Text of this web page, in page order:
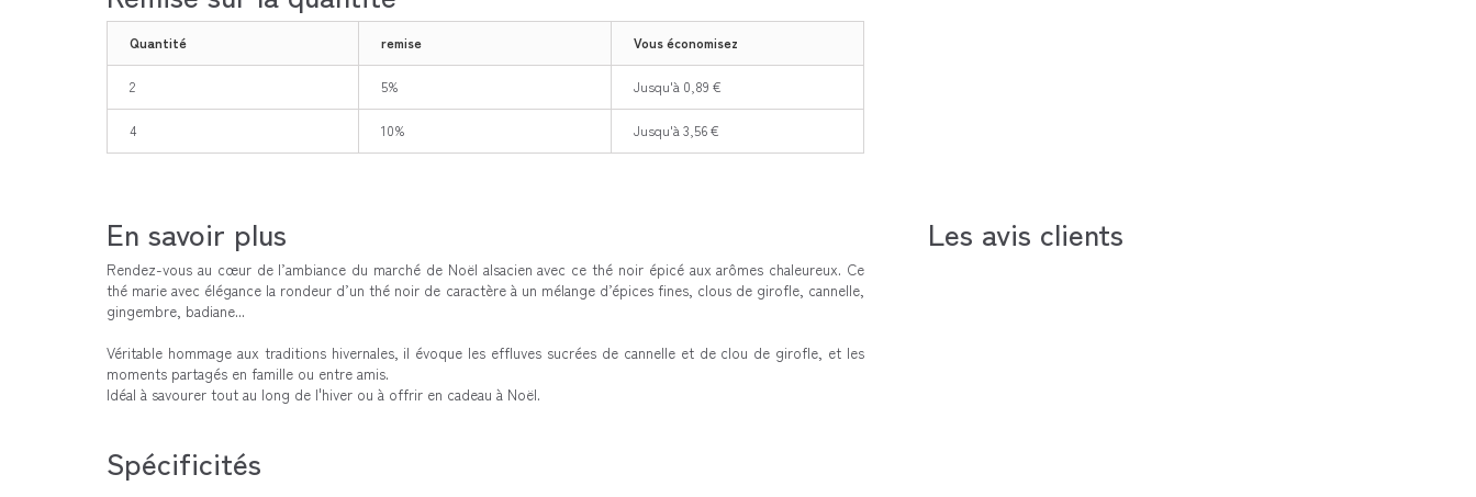
Quantité remise Vous économisez
2 5% Jusqu'à 0,89 €
4 10% Jusqu'à 3,56 €
En savoir plus
Rendez-vous au cœur de l’ambiance du marché de Noël alsacien avec ce thé noir épicé aux arômes chaleureux. Ce
thé marie avec élégance la rondeur d’un thé noir de caractère à un mélange d’épices fines, clous de girofle, cannelle,
gingembre, badiane...
Véritable hommage aux traditions hivernales, il évoque les effluves sucrées de cannelle et de clou de girofle, et les
moments partagés en famille ou entre amis.
Idéal à savourer tout au long de l'hiver ou à offrir en cadeau à Noël.
Les avis clients
Spécificités